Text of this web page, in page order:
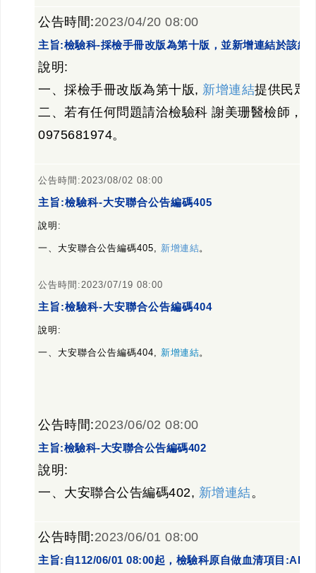
公告時間:2023/04/20 08:00
主旨:檢驗科-採檢手冊改版為第十版，並新增連結於該網
說明:
一、採檢手冊改版為第十版, 新增連結提供民眾
二、若有任何問題請洽檢驗科 謝美珊醫檢師，
0975681974。
公告時間:2023/08/02 08:00
主旨:檢驗科-大安聯合公告編碼405
說明:
一、大安聯合公告編碼405, 新增連結。
公告時間:2023/07/19 08:00
主旨:檢驗科-大安聯合公告編碼404
說明:
一、大安聯合公告編碼404, 新增連結。
公告時間:2023/06/02 08:00
主旨:檢驗科-大安聯合公告編碼402
說明:
一、大安聯合公告編碼402, 新增連結。
公告時間:2023/06/01 08:00
主旨:自112/06/01 08:00起，檢驗科原自做血清項目